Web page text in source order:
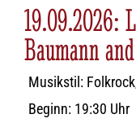
19.09.2026:
Baumann
Musikstil:
Beginn: 19:30 Uhr